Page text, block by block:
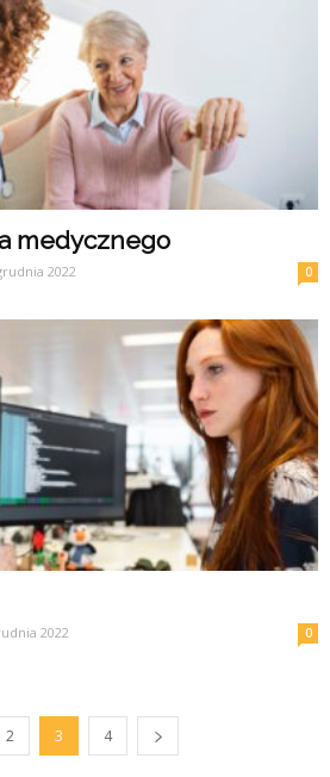
medycznego
2022 0
2022 0
2 3 4